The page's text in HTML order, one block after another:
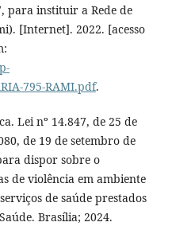
para instituir a Rede de
[Internet]. 2022. [acesso
795-RAMI.pdf.
Lei nº 14.847, de 25 de
de 19 de setembro de
dispor sobre o
de violência em ambiente
de saúde prestados
Brasília; 2024.